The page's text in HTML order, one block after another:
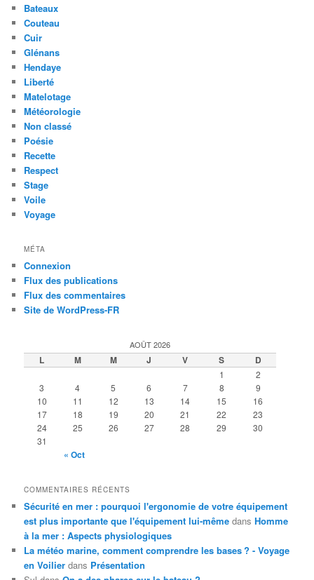
Bateaux
Couteau
Cuir
Glénans
Hendaye
Liberté
Matelotage
Météorologie
Non classé
Poésie
Recette
Respect
Stage
Voile
Voyage
MÉTA
Connexion
Flux des publications
Flux des commentaires
Site de WordPress-FR
AOÛT 2026
L M M J V S D
1
2
3
4 5 6 7 8
9
10
11 12 13 14 15
16
17
18 19 20 21 22
23
24
25 26 27 28 29
30
31
« Oct
COMMENTAIRES RÉCENTS
Sécurité en mer : pourquoi l'ergonomie de votre équipement
est plus importante que l'équipement lui-même dansHomme
à la mer : Aspects physiologiques
La météo marine, comment comprendre les bases ? - Voyage
en Voilier dans Présentation